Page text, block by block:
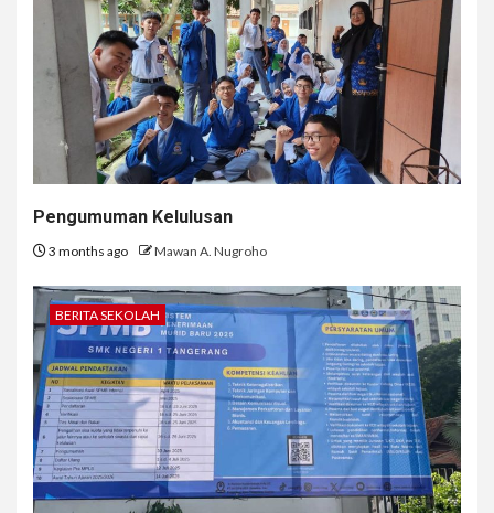
Pengumuman Kelulusan
3 months ago Mawan A. Nugroho
BERITA SEKOLAH